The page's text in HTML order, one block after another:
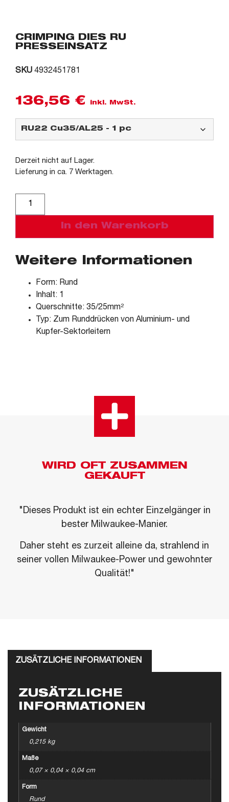
CRIMPING DIES RU
PRESSEINSATZ
SKU 4932451781
136,56 € inkl. MwSt.
Derzeit nicht auf Lager.
Lieferung in ca. 7 Werktagen.
In den Warenkorb
Weitere Informationen
Form: Rund
Inhalt: 1
Querschnitte: 35/25mm²
Typ: Zum Runddrücken von Aluminium- und
Kupfer-Sektorleitern
WIRD OFT ZUSAMMEN
GEKAUFT
"Dieses Produkt ist ein echter Einzelgänger in
bester Milwaukee-Manier.
Daher steht es zurzeit alleine da, strahlend in
seiner vollen Milwaukee-Power und gewohnter
Qualität!"
ZUSÄTZLICHE INFORMATIONEN
ZUSÄTZLICHE
INFORMATIONEN
Gewicht
0,215 kg
Maße
0,07 × 0,04 × 0,04 cm
Form
Rund